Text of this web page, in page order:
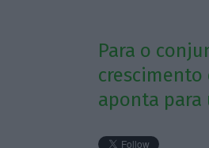
Para o
crescimento
aponta para